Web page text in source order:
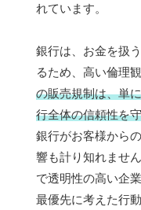
れています。
銀行は、お金を扱
るため、高い倫理
の販売規制は、単
行全体の信頼性を
銀行がお客様から
響も計り知れませ
で透明性の高い企
最優先に考えた行